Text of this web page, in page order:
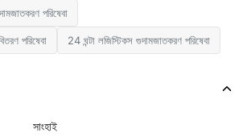
পরিষেবা
পরিষেবা 24 ঘন্টা লজিস্টিকস গুদামজাতকরণ পরিষেবা
সাংহাই